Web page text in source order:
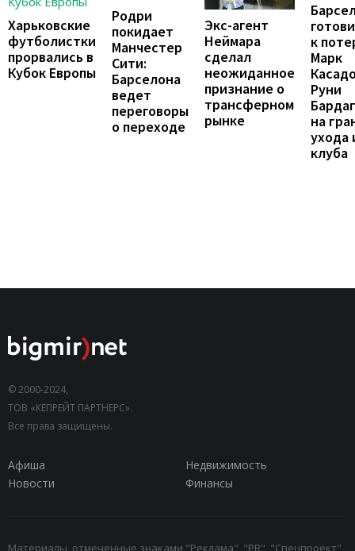
Харьковские
футболистки
прорвались в
Кубок Европы
Родри
покидает
Манчестер
Сити:
Барселона
ведет
переговоры
о переходе
Экс-агент
Неймара
сделал
неожиданное
признание о
трансферном
рынке
к
Марк
Руни
на
ухода
клуба
© 2000-2024,
ТОВ «КЕПРЕЙТ ПАРТНЕРС».
Все права защищены.
Афиша
Недвижимость
Новости
Финансы
Материалы, отмеченные знаками "Реклама", "PR", "Спецпроект",